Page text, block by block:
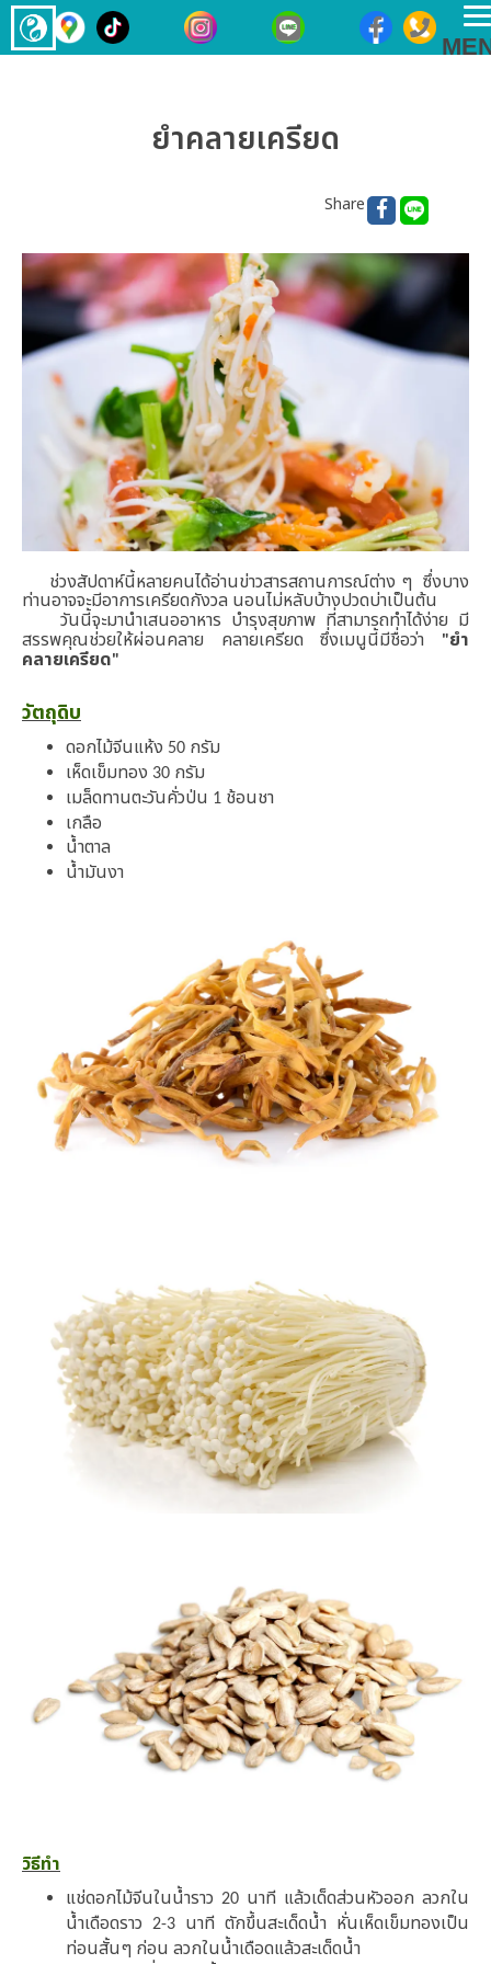
ยำคลายเครียด
Share
ช่วงสัปดาห์​นี้หลายคนได้อ่านข่าวสารสถานการณ์ต่าง ๆ ​ ซึ่งบาง
ท่านอาจจะมีอาการเครียด​ กังวล​ นอนไม่หลับบ้าง​ ปวดบ่า​เป็นต้น
วันนี้จะมานำเสนออาหาร บำรุงสุขภาพ ที่สามารถทำได้ง่าย มี
สรรพคุณช่่วยให้ผ่อนคลาย คลายเครียด ซึ่งเมนูนี้มีชื่อว่า "ยำ
คลายเครียด"
วัตถุดิบ
ดอกไม้จีนแห้ง 50 กรัม
เห็ดเข็มทอง 30 กรัม
เมล็ดทานตะวันคั่วป่น 1 ช้อนชา
เกลือ
น้ำตาล
น้ำมันงา
วิธีทำ
แช่ดอกไม้จีนในน้ำราว 20 นาที แล้วเด็ดส่วนหัวออก ลวกใน
น้ำเดือดราว
2-3 นาที ตักขึ้นสะเด็ดน้ำ หั่นเห็ดเข็มทองเป็น
ท่อนสั้นๆ ก่อน ลวกในน้ำเดือดแล้วสะเด็ดน้ำ